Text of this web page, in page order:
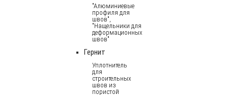
"Алюминиевые
профиля для
швов",
"Нащельники для
деформационных
швов"
Гернит
Уплотнитель
для
строительных
швов из
пористой